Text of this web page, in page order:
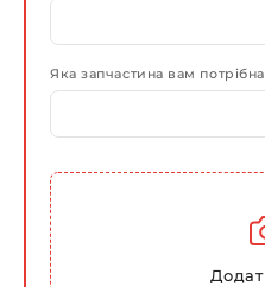
Яка запчастина вам